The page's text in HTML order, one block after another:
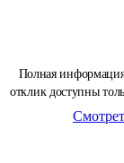
Полная
отклик доступны